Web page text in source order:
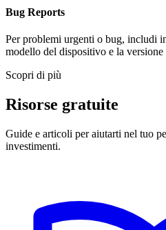
Bug Reports
Per problemi urgenti o bug, includi
modello del dispositivo e la versione
Scopri di più
Risorse gratuite
Guide e articoli per aiutarti nel tuo
investimenti.